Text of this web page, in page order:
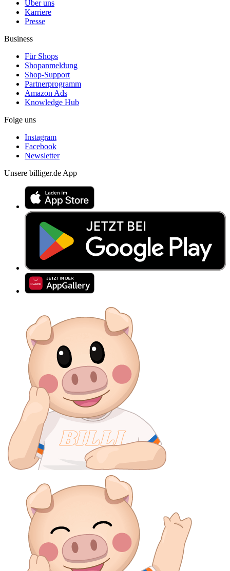
Über uns
Karriere
Presse
Business
Für Shops
Shopanmeldung
Shop-Support
Partnerprogramm
Amazon Ads
Knowledge Hub
Folge uns
Instagram
Facebook
Newsletter
Unsere billiger.de App